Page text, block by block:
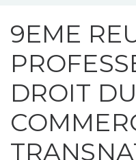
9EME
DROIT DU